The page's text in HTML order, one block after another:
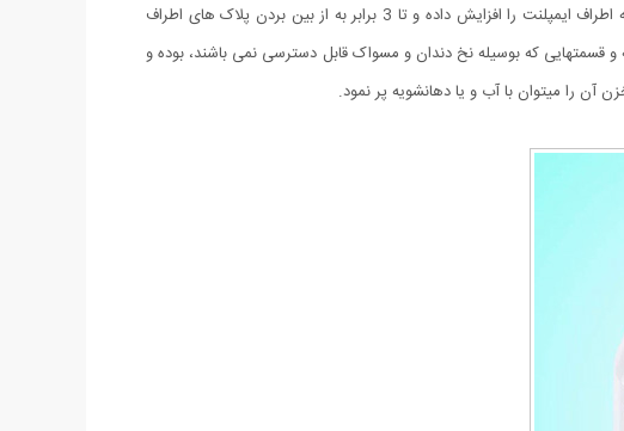
سلامت لثه ها موثر باشد. همچنین برای افرادی که از ایمپلنت و ارتودنسی استفاده می کنند پاور فلوس می تواند تا دو برابر سلامت لثه اطراف ایمپلنت را افزایش داده و تا 3 برابر به از بین بردن پلاک های اطراف
قسمتهایی که بوسیله نخ دندان و مسواک قابل دسترسی نمی باشند، بوده و
را میتوان با آب و یا دهانشویه پر نمود.